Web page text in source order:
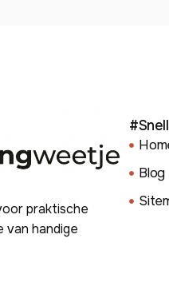
praktische
handige
Blog